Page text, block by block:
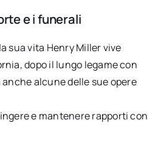
e i funerali
sua vita Henry Miller vive
dopo il lungo legame con
alcune delle sue opere
e mantenere rapporti con